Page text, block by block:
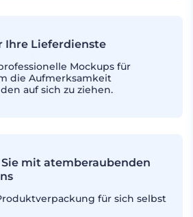
Ihre Lieferdienste
Mockups für
die Aufmerksamkeit
auf sich zu ziehen.
mit atemberaubenden
für sich selbst